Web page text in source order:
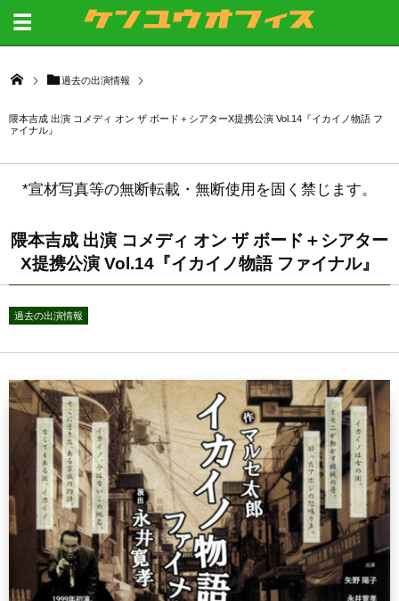
過去の出演情報
隈本吉成 出演 コメディ オン ザ ボード＋シアターX提携公演 Vol.14『イカイノ物語 フ
ァイナル』
*宣材写真等の無断転載・無断使用を固く禁じます。
隈本吉成 出演 コメディ オン ザ ボード＋シアター
X提携公演 Vol.14『イカイノ物語 ファイナル』
過去の出演情報